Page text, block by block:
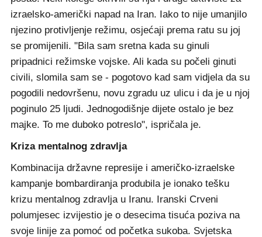
izraelsko-američki napad na Iran. Iako to nije umanjilo
njezino protivljenje režimu, osjećaji prema ratu su joj
se promijenili. "Bila sam sretna kada su ginuli
pripadnici režimske vojske. Ali kada su počeli ginuti
civili, slomila sam se - pogotovo kad sam vidjela da su
pogodili nedovršenu, novu zgradu uz ulicu i da je u njoj
poginulo 25 ljudi. Jednogodišnje dijete ostalo je bez
majke. To me duboko potreslo", ispričala je.
Kriza mentalnog zdravlja
Kombinacija državne represije i američko-izraelske
kampanje bombardiranja produbila je ionako tešku
krizu mentalnog zdravlja u Iranu. Iranski Crveni
polumjesec izvijestio je o desecima tisuća poziva na
svoje linije za pomoć od početka sukoba. Svjetska